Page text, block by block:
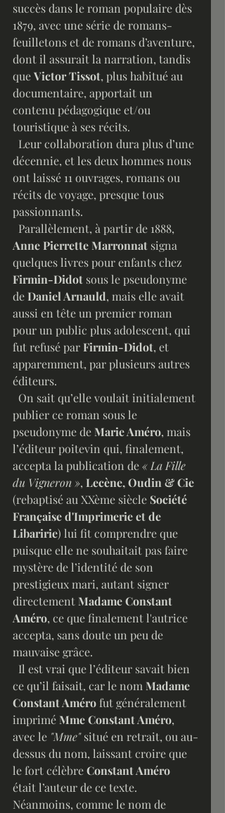
succès dans le roman populaire dès
1879, avec une série de romans-
feuilletons et de romans d’aventure,
dont il assurait la narration, tandis
que Victor Tissot, plus habitué au
documentaire, apportait un
contenu pédagogique et/ou
touristique à ses récits.
décennie, et les deux hommes nous
ont laissé 11 ouvrages, romans ou
récits de voyage, presque tous
passionnants.
  Parallèlement, à partir de 1888,
Anne Pierrette Marronnat signa
quelques livres pour enfants chez
Firmin-Didot sous le pseudonyme
de Daniel Arnauld, mais elle avait
aussi en tête un premier roman
pour un public plus adolescent, qui
fut refusé par Firmin-Didot, et
apparemment, par plusieurs autres
éditeurs.
publier ce roman sous le
pseudonyme de Marie Améro, mais
l’éditeur poitevin qui, finalement,
accepta la publication de « La Fille
du Vigneron », Lecène, Oudin & Cie
(rebaptisé au XXème siècle Société
Française d'Imprimerie et de
Libaririe) lui fit comprendre que
puisque elle ne souhaitait pas faire
mystère de l’identité de son
prestigieux mari, autant signer
directement Madame Constant
Améro, ce que finalement l'autrice
accepta, sans doute un peu de
mauvaise grâce.
ce qu’il faisait, car le nom Madame
Constant Améro fut généralement
imprimé Mme Constant Améro,
avec le "Mme" situé en retrait, ou au-
dessus du nom, laissant croire que
le fort célèbre Constant Améro
était l’auteur de ce texte.
Néanmoins, comme le nom de